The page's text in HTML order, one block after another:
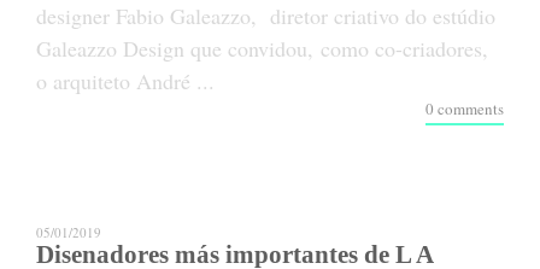
designer Fabio Galeazzo, diretor criativo do estúdio
Galeazzo Design que convidou, como co-criadores,
o arquiteto André ...
0 comments
05/01/2019
Disenadores más importantes de L A